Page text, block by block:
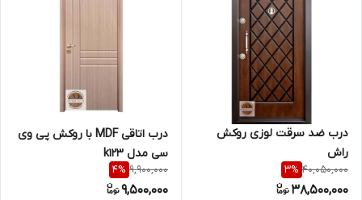
درب ضد سرقت لوزی روکش
راش
40,050,000
3%
38,500,000
درب اتاقی MDF با روکش پی وی
سی مدل k123
9,900,000
4%
9,500,000